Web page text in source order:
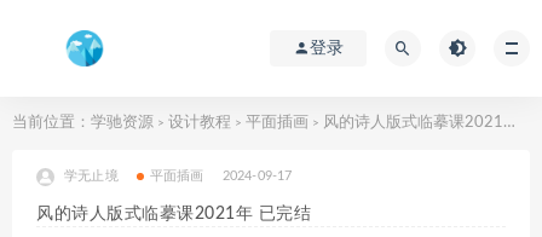
登录
当前位置： 学驰资源 > 设计教程 > 平面插画 > 风的诗人版式临摹课2021年 已完结
学无止境 平面插画 2024-09-17
风的诗人版式临摹课2021年 已完结